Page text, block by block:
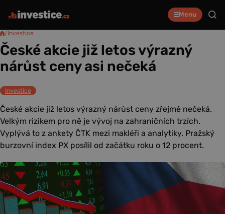
Menu
/Investice
České akcie již letos výrazný
nárůst ceny asi nečeká
Investice
České akcie již letos výrazný nárůst ceny zřejmě nečeká.
Velkým rizikem pro ně je vývoj na zahraničních trzích.
Vyplývá to z ankety ČTK mezi makléři a analytiky. Pražský
burzovní index PX posílil od začátku roku o 12 procent.